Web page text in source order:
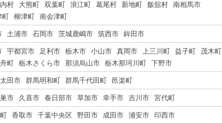
村 大熊町 双葉町 浪江町 葛尾村 新地町 飯舘村
南相馬市
町 柳津町 南会津町
土浦市 石岡市 茨城鹿嶋市 筑西市 鉾田市
宇都宮市 足利市 栃木市 小山市 真岡市 上三川町 益子町
茂木町
町 栃木さくら市 那須烏山市 栃木那珂川町 下野市
太田市 群馬明和町 群馬千代田町 邑楽町
市 久喜市 春日部市 草加市 幸手市 吉川市 宮代町
香取市 千葉中央区 野田市 成田市 浦安市 印西市